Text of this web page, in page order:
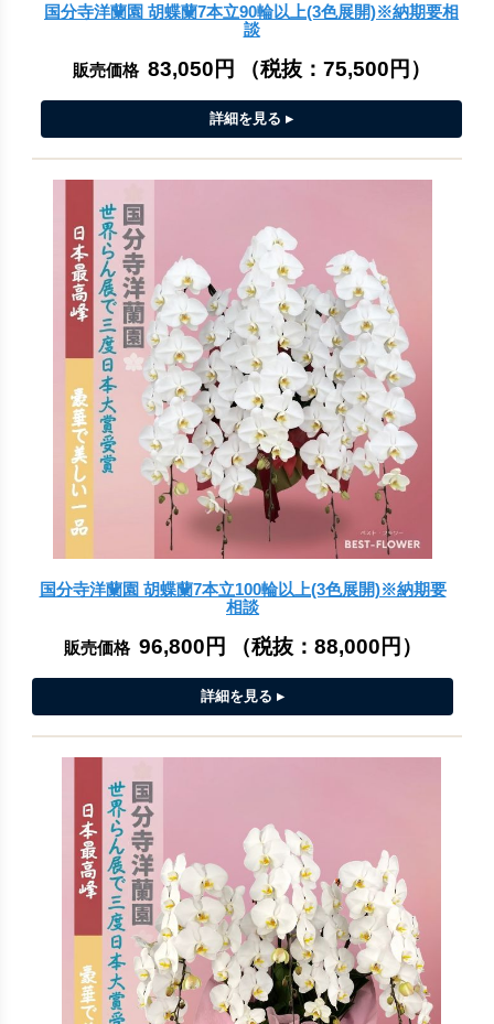
国分寺洋蘭園 胡蝶蘭7本立90輪以上(3色展開)※納期要相
談
販売価格 83,050円 （税抜： 75,500円 ）
国分寺洋蘭園 胡蝶蘭7本立100輪以上(3色展開)※納期要
相談
販売価格 96,800円 （税抜： 88,000円 ）